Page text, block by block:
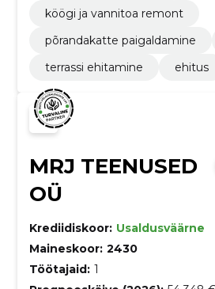
köögi ja vannitoa remont
põrandakatte paigaldamine
terrassi ehitamine
ehitus
MRJ TEENUSED
OÜ
Krediidiskoor: Usaldusväärne
Maineskoor: 2430
Töötajaid: 1